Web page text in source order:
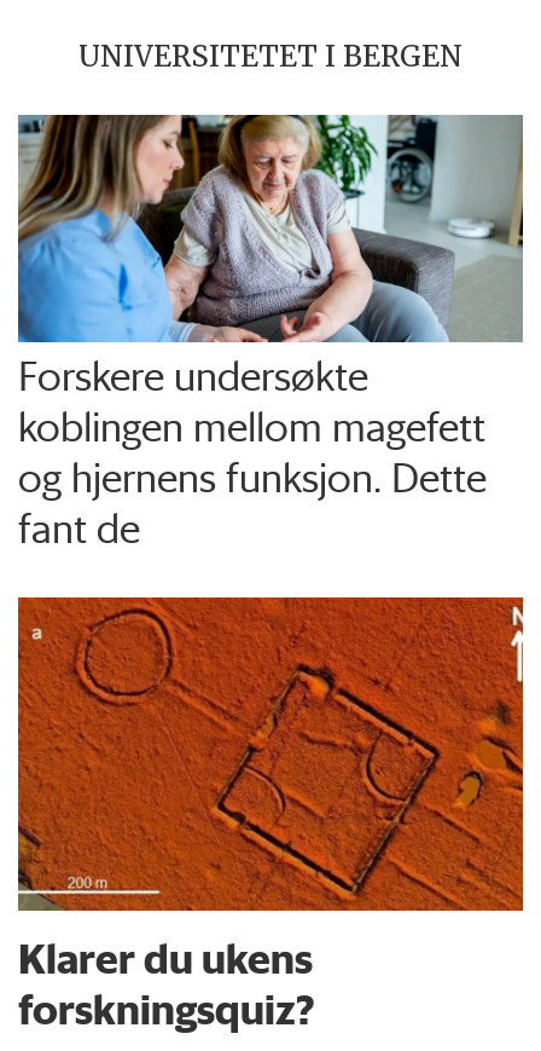
UNIVERSITETET I BERGEN
Forskere undersøkte
koblingen mellom magefett
og hjernens funksjon. Dette
fant de
Klarer du ukens
forskningsquiz?